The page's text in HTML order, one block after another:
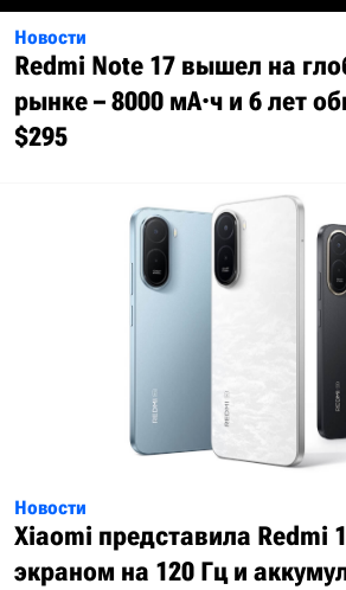
Новости
Redmi Note 17 вышел на
рынке – 8000 мА·ч и 6 лет
$295
Новости
Xiaomi представила Redmi
экраном на 120 Гц и